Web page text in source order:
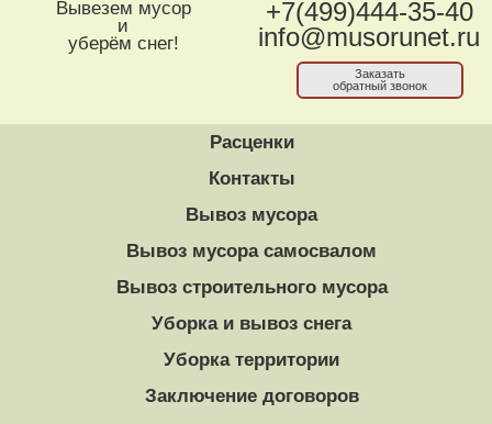
Вывезем мусор
и
уберём снег!
+7(499)444-35-40
info@musorunet.ru
Заказать
обратный звонок
Расценки
Контакты
Вывоз мусора
Вывоз мусора самосвалом
Вывоз строительного мусора
Уборка и вывоз снега
Уборка территории
Заключение договоров